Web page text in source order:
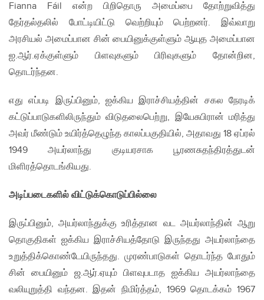
Fianna Fáil என்ற பிறிதொரு அமைப்பை தோற்றுவித்து
தேர்தல்தலில் போட்டியிட்டு வெற்றியும் பெற்றனர். இவ்வாறு
அரசியல் அமைப்பான சின் பையினுக்குள்ளும் ஆயுத அமைப்பான
ஐ.ஆர்.ஏக்குள்ளும் பிளவுகளும் பிரிவுகளும் தோன்றின,
தொடர்ந்தன.
எது எப்படி இருப்பினும், ஐக்கிய இராச்சியத்தின் சகல நேரடிக்
கட்டுப்பாடுகளிலிருந்தும் விடுதலைபெற்று, இயேசுபிரான் மரித்து
அவர் மீண்டும் உயிர்த்தெழுந்த காலப்பகுதியில், அதாவது 18 ஏப்ரல்
1949 அயர்லாந்து குடியரசாக பூரணசுதந்திரத்துடன்
மிளிரத்தொடங்கியது.
அடிப்படைகளில் விட்டுக்கொடுப்பில்லை
இருப்பினும், அயர்லாந்துக்கு உரித்தான வட அயர்லாந்தின் ஆறு
தொகுதிகள் ஐக்கிய இராச்சியத்தோடு இருந்தது அயர்லாந்தை
உறுத்திக்கொண்டேயிருந்தது. முரண்பாடுகள் தொடர்ந்த போதும்
சின் பையினும் ஜ.ஆர்.ஏயும் பிளவுபடாத ஐக்கிய அயர்லாந்தை
வலியுறுத்தி வந்தன. இதன் நிமிர்த்தம், 1969 தொடக்கம் 1967